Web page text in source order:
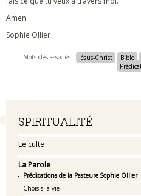
Navigation
SPIRITUALITÉ
Le culte
La Parole
Prédications de la Pasteure Sophie Ollier
Choisis la vie
Amen.
Sophie Ollier
Mots-clés associés : Jésus-Christ Bible